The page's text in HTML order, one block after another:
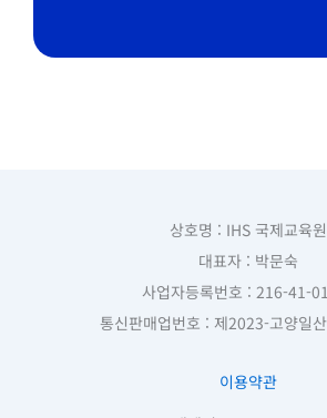
상호명 : IHS 국제교육원
대표자 : 박문숙
사업자등록번호 : 216-41-
통신판매업번호 : 제2023-고양일
이용약관